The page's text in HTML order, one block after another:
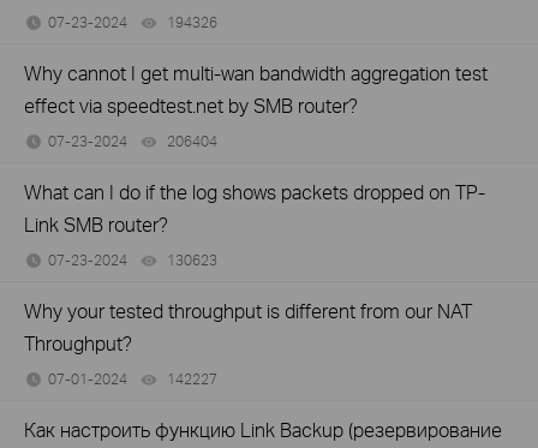
07-23-2024 194326
Why cannot I get multi-wan bandwidth aggregation test
effect via speedtest.net by SMB router?
07-23-2024 206404
What can I do if the log shows packets dropped on TP-
Link SMB router?
07-23-2024 130623
Why your tested throughput is different from our NAT
Throughput?
07-01-2024 142227
Как настроить функцию Link Backup (резервирование